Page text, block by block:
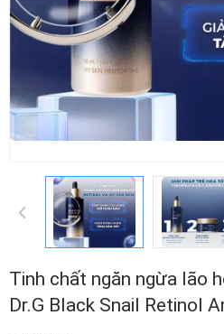
Tinh chất ngăn ngừa lão
Dr.G Black Snail Retinol